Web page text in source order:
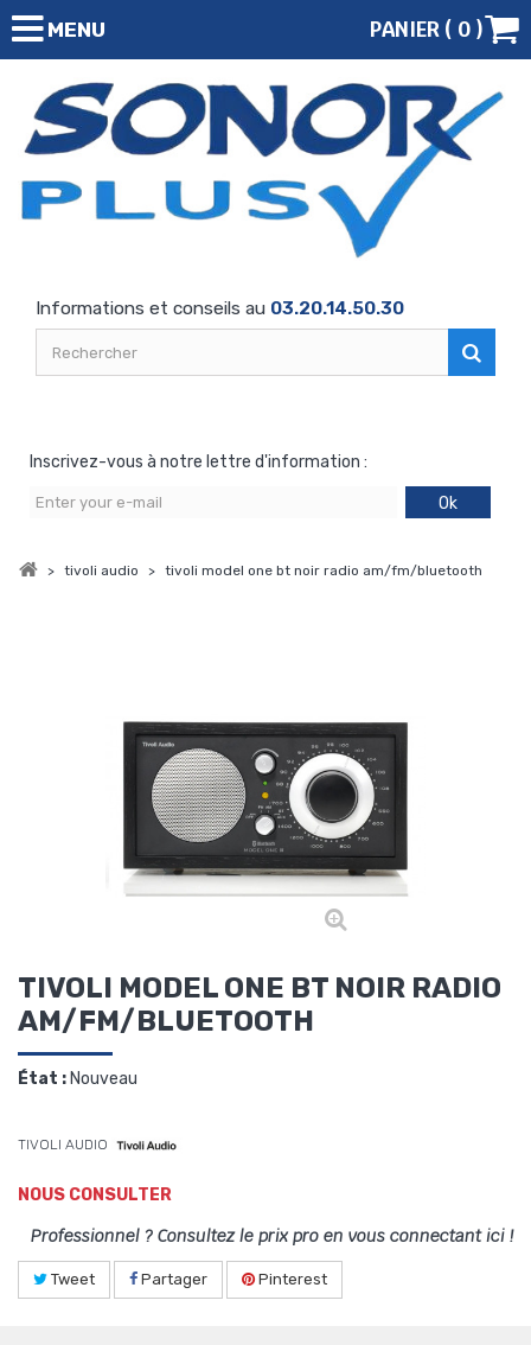
MENU PANIER ( 0 )
Informations et conseils au 03.20.14.50.30
Inscrivez-vous à notre lettre d'information :
Ok
> tivoli audio > tivoli model one bt noir radio am/fm/bluetooth
TIVOLI MODEL ONE BT NOIR RADIO
AM/FM/BLUETOOTH
État :Nouveau
TIVOLI AUDIO
NOUS CONSULTER
Professionnel ? Consultez le prix pro en vous connectant ici !
Tweet Partager Pinterest